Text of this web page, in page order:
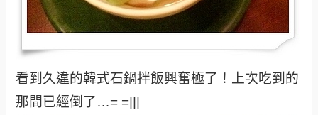
看到久違的韓式石鍋拌飯興奮極了！上次吃到的
那間已經倒了…= =|||